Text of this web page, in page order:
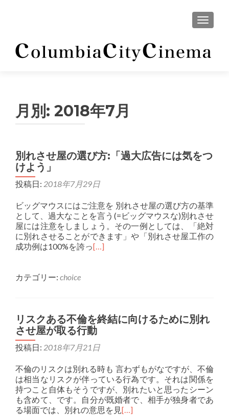
ナビゲ
月別: 2018年7月
別れさせ屋の選び方:「過大広告には気をつ
けよう」
投稿日: 2018年7月29日
ビッグマウスにはご注意を 別れさせ屋の選び方の基準
として、過大なことを言う(=ビッグマウスな)別れさせ
屋には注意をしましょう。その一例としては、「絶対
に別れさせることができます」や「別れさせ屋工作の
成功例は100%を誇っ[…]
カテゴリー: choice
リスクある不倫を終結に向けるために別れ
させ屋が取る行動
投稿日: 2018年7月21日
不倫のリスクは別れる時も 言わずもがなですが、不倫
は相当なリスクが伴っている行為です。それは関係を
持つこと自体もそうですが、別れたいと思ったシーン
も含めて、です。自分が既婚者で、相手が独身者であ
る場面では、別れの意思を見[…]